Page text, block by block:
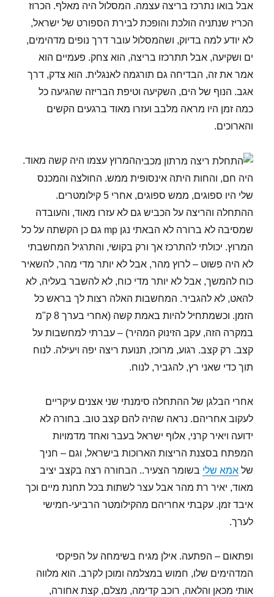
אבל בואו נתרכז בריצה עצמה. המסלול היה מאלף. הכרוז
הכריז שנתניה הולכת והופכת לבירת הספורט של ישראל,
לא יודע למה בדיוק, ושהמסלול עובר דרך נופים מדהימים,
ים ושקיעה, אבל תתרכזו בריצה, הוא צחק. פעמיים הוא
אמר את זה, הבדיחה גם תורגמה לאנגלית. הוא צדק, דרך
אגב. הנוף של הים, השקיעה וטיפת הבריזה שהגיעה כל
כמה זמן היו מראה מלבב ועזרו מאוד ברגעים הקשים
והארוכים.
המרוץ עצמו היה קשה מאוד.
היה חם, והחות היתה אינסופית ממש. החולצה והמכנס
שלי היו ספוגים, ממש ספוגים, אחרי 5 קילומטרים.
ההתחלה והריצה על הכביש גם לא עזרו מאוד, והעובדה
שמסיבה לא ברורה לא הבאתי נגן mp גם כן הקשתה על כל
המרוץ. יכולתי להתרכז אך ורק בקושי, והתרגיל המחשבתי
לא היה פשוט – לרוץ מהר, אבל לא יותר מדי מהר, להשאיר
כוח להמשך, אבל לא יותר מדי כוח, לא להשבר בעליה, לא
להאט, לא להגביר. המחשבות האלה רצות לך בראש כל
הזמן. וכשמתחיל להיות באמת קשה (אחרי בערך 8 ק"מ
במקרה הזה, עקב הזינוק המהיר) – עברתי למחשבות על
קצב. רק קצב. רגוע, מרוכז, תנועת ריצה יפה ויעילה. לנוח
תוך כדי שאני רץ, להגביר, לנוח.
אחרי הבלגן של ההתחלה סימנתי שני אצנים עיקריים
לעקוב אחריהם. נראה שהיה להם קצב טוב. בחורה לא
ידועה ויאיר קרני, אלוף ישראל בעבר ואחד מדמויות
המפתח בסצנת הריצות הארוכות בישראל, וגם – חניך
שלאמא שלי בשומר הצעיר.. הבחורה רצה בקצב יציב
מאוד, יאיר רת מהר אבל עצר לשתות בכל תחנת מיים וכך
איבד זמן. עקבתי אחריהם מהקילומטר הרביעי-חמישי
לערך.
ופתאום – הפתעה. אילן מגיח בשימחה על הפיקסי
המדהימים שלו, חמוש במצלמה ומוכן לקרב. הוא מלווה
אותי מכאן והלאה, רוכב קדימה, מצלם, קצת אחורה,